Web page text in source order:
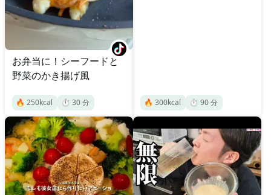
お弁当に！シーフードと
野菜のかき揚げ風
🔥 250kcal ⏱️ 30分 🔥 300kcal ⏱️ 90分